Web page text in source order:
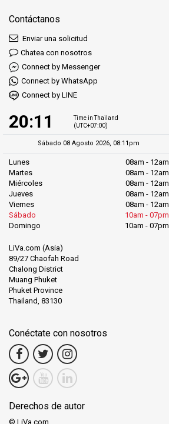
Contáctanos
Enviar una solicitud
Chatea con nosotros
Connect by Messenger
Connect by WhatsApp
Connect by LINE
20:11
Time in Thailand
(UTC+07:00)
Sábado 08 Agosto 2026, 08:11pm
Lunes
08am - 12am
Martes
08am - 12am
Miércoles
08am - 12am
Jueves
08am - 12am
Viernes
08am - 12am
Sábado
10am - 07pm
Domingo
10am - 07pm
LiVa.com (Asia)
89/27 Chaofah Road
Chalong District
Muang Phuket
Phuket Province
Thailand, 83130
Conéctate con nosotros
Derechos de autor
© LiVa.com